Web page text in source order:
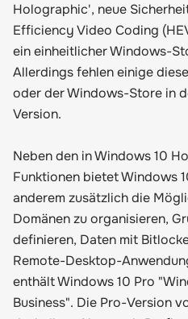
Holographic', neue
Efficiency Video Coding
ein einheitlicher Windows-
Allerdings fehlen einige
oder der Windows-Store in
Version.
Neben den in Windows 10
Funktionen bietet Windows
anderem zusätzlich die
Domänen zu organisieren,
definieren, Daten mit
Remote-Desktop-
enthält Windows 10 Pro
Business". Die Pro-Version